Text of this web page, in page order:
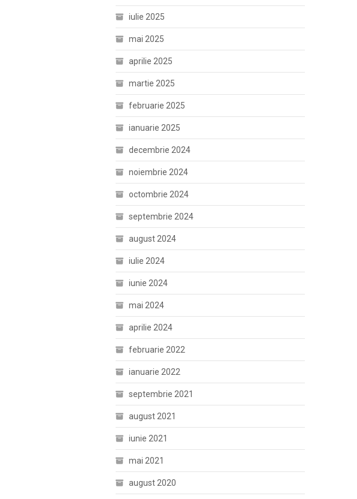
iulie 2025
mai 2025
aprilie 2025
martie 2025
februarie 2025
ianuarie 2025
decembrie 2024
noiembrie 2024
octombrie 2024
septembrie 2024
august 2024
iulie 2024
iunie 2024
mai 2024
aprilie 2024
februarie 2022
ianuarie 2022
septembrie 2021
august 2021
iunie 2021
mai 2021
august 2020